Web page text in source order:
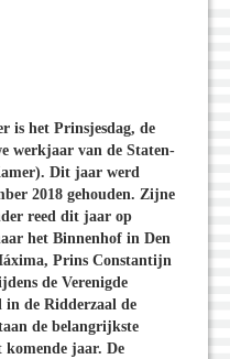
is het Prinsjesdag, de
werkjaar van de Staten-
Dit jaar werd
2018 gehouden. Zijne
reed dit jaar op
het Binnenhof in Den
Prins Constantijn
de Verenigde
in de Ridderzaal de
de belangrijkste
komende jaar. De